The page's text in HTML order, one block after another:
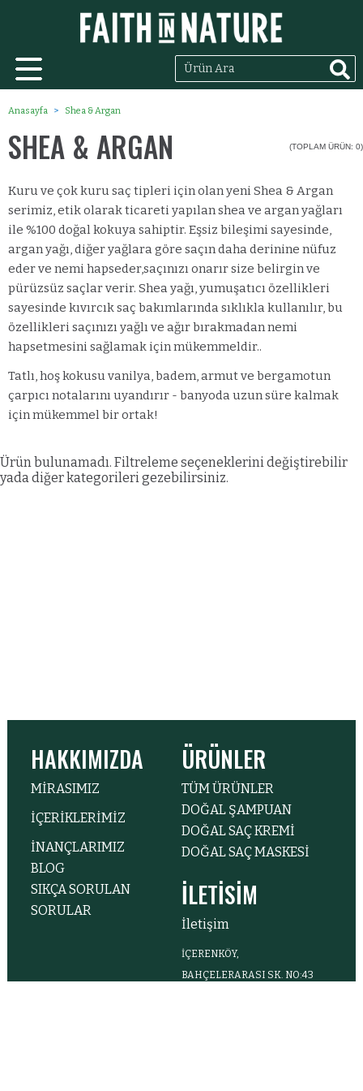
Anasayfa Shea & Argan
SHEA & ARGAN (TOPLAM ÜRÜN: 0)
Kuru ve çok kuru saç tipleri için olan yeni Shea & Argan
serimiz, etik olarak ticareti yapılan shea ve argan yağları
ile %100 doğal kokuya sahiptir. Eşsiz bileşimi sayesinde,
argan yağı, diğer yağlara göre saçın daha derinine nüfuz
eder ve nemi hapseder,saçınızı onarır size belirgin ve
pürüzsüz saçlar verir. Shea yağı, yumuşatıcı özellikleri
sayesinde kıvırcık saç bakımlarında sıklıkla kullanılır, bu
özellikleri saçınızı yağlı ve ağır bırakmadan nemi
hapsetmesini sağlamak için mükemmeldir..
Tatlı, hoş kokusu vanilya, badem, armut ve bergamotun
çarpıcı notalarını uyandırır - banyoda uzun süre kalmak
için mükemmel bir ortak!
Ürün bulunamadı. Filtreleme seçeneklerini değiştirebilir
yada diğer kategorileri gezebilirsiniz.
HAKKIMIZDA
MİRASIMIZ
İÇERİKLERİMİZ
İNANÇLARIMIZ
BLOG
SIKÇA SORULAN
SORULAR
ÜRÜNLER
TÜM ÜRÜNLER
DOĞAL ŞAMPUAN
DOĞAL SAÇ KREMİ
DOĞAL SAÇ MASKESİ
İLETİSİM
İletişim
İÇERENKÖY,
BAHÇELERARASI SK. NO:43